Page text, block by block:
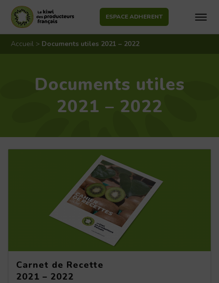
Aller
au
ESPACE ADHERENT
Accueil > Documents utiles 2021 – 2022
Documents utiles
2021 – 2022
Carnet de Recette
2021 – 2022